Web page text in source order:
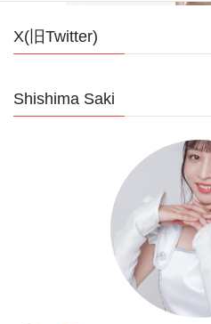
X(旧Twitter)
Shishima Saki